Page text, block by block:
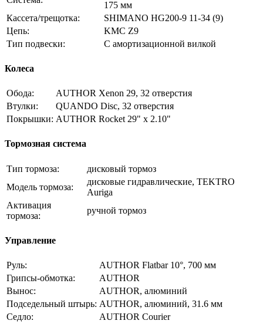
175 мм
Кассета/трещотка:
SHIMANO HG200-9 11-34 (9)
Цепь:
KMC Z9
Тип подвески:
С амортизационной вилкой
Колеса
Обода:
AUTHOR Xenon 29, 32 отверстия
Втулки:
QUANDO Disc, 32 отверстия
Покрышки: AUTHOR Rocket 29" x 2.10"
Тормозная система
Тип тормоза:
дисковый тормоз
Модель тормоза:
дисковые гидравлические, TEKTRO
Auriga
Активация
тормоза:
ручной тормоз
Управление
Руль:
AUTHOR Flatbar 10°, 700 мм
Грипсы-обмотка:
AUTHOR
Вынос:
AUTHOR, алюминий
Подседельный штырь: AUTHOR, алюминий, 31.6 мм
Седло:
AUTHOR Courier